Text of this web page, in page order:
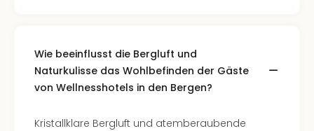
Wie beeinflusst die Bergluft und
Naturkulisse das Wohlbefinden der Gäste
von Wellnesshotels in den Bergen?
Kristallklare Bergluft und atemberaubende